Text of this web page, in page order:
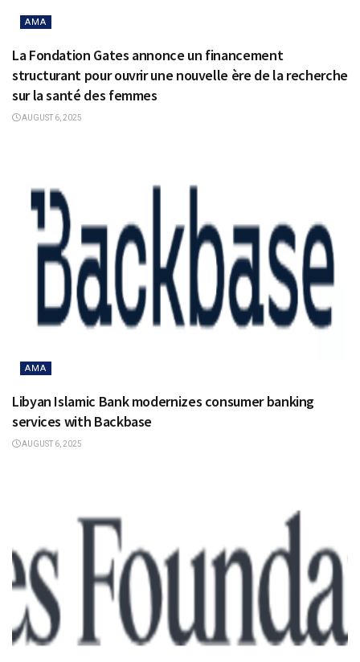
AMA
La Fondation Gates annonce un financement
structurant pour ouvrir une nouvelle ère de la recherche
sur la santé des femmes
AUGUST 6, 2025
AMA
Libyan Islamic Bank modernizes consumer banking
services with Backbase
AUGUST 6, 2025